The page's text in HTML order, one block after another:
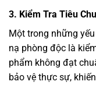
3. Kiểm Tra Tiêu
Một trong những
nạ phòng độc là
phẩm không đạt
bảo vệ thực sự,